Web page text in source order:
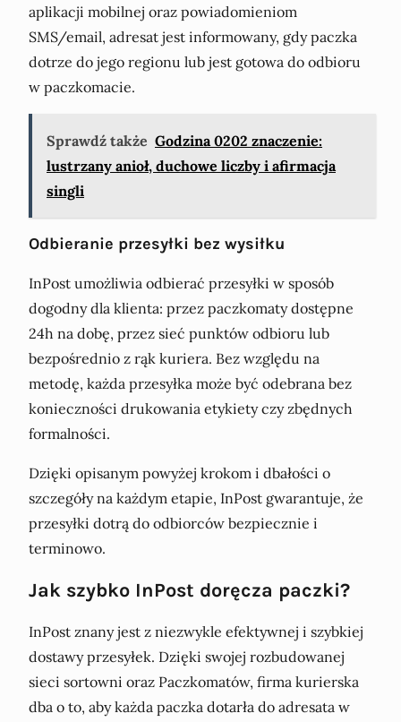
aplikacji mobilnej oraz powiadomieniom
SMS/email, adresat jest informowany, gdy paczka
dotrze do jego regionu lub jest gotowa do odbioru
w paczkomacie.
Sprawdź także Godzina 0202 znaczenie:
lustrzany anioł, duchowe liczby i afirmacja
singli
Odbieranie przesyłki bez wysiłku
InPost umożliwia odbierać przesyłki w sposób
dogodny dla klienta: przez paczkomaty dostępne
24h na dobę, przez sieć punktów odbioru lub
bezpośrednio z rąk kuriera. Bez względu na
metodę, każda przesyłka może być odebrana bez
konieczności drukowania etykiety czy zbędnych
formalności.
Dzięki opisanym powyżej krokom i dbałości o
szczegóły na każdym etapie, InPost gwarantuje, że
przesyłki dotrą do odbiorców bezpiecznie i
terminowo.
Jak szybko InPost doręcza paczki?
InPost znany jest z niezwykle efektywnej i szybkiej
dostawy przesyłek. Dzięki swojej rozbudowanej
sieci sortowni oraz Paczkomatów, firma kurierska
dba o to, aby każda paczka dotarła do adresata w